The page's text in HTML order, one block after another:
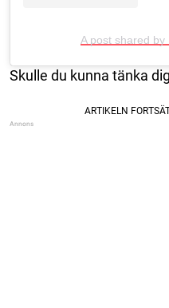
A post shared
Skulle du kunna tänka